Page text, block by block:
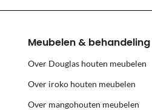
Meubelen & behandeling
Over Douglas houten meubelen
Over iroko houten meubelen
Over mangohouten meubelen